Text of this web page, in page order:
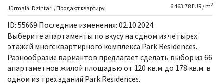
Оценка недвижимости
Предприятие
Услуги
Jūrmala, Dzintari / Продают квартиру 6 463.78 EUR / m2
ID: 55669 Последние изменения: 02.10.2024.
Выберите апартаменты по вкусу на одном из четырех
этажей многоквартирного комплекса Park Residences.
Разнообразие вариантов предлагает сделать выбор из 66
апартаметнов жилой площадью от 120 кв.м. до 178 кв.м. в
одном из трех зданий Park Residences.